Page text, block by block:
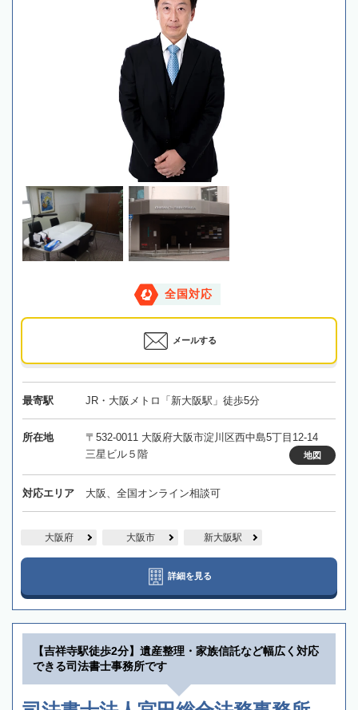
全国対応
メールする
最寄駅 JR・大阪メトロ「新大阪駅」徒歩5分
所在地
〒532-0011 大阪府大阪市淀川区西中島5丁目12-14
三星ビル５階
地図
対応エリア 大阪、全国オンライン相談可
大阪府 大阪市 新大阪駅
詳細を見る
【吉祥寺駅徒歩2分】遺産整理・家族信託など幅広く対応
できる司法書士事務所です